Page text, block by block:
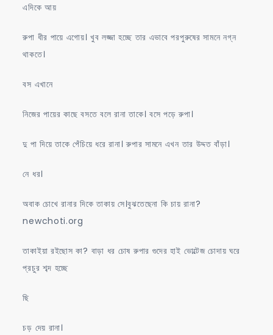
এদিকে আয়
রুপা ধীর পায়ে এগোয়। খুব লজ্জা হচ্ছে তার এভাবে পরপুরুষের সামনে নগ্ন
থাকতে।
বস এখানে
নিজের পায়ের কাছে বসতে বলে রানা তাকে। বসে পড়ে রুপা।
দু পা দিয়ে তাকে পেঁচিয়ে ধরে রানা। রুপার সামনে এখন তার উদ্দত বাঁড়া।
নে ধর।
অবাক চোখে রানার দিকে তাকায় সে।বুঝতেছেনা কি চায় রানা?
newchoti.org
তাকাইয়া রইছোস কা? বাড়া ধর চোষ রুপার গুদের হাই ভোল্টেজ চোদায় ঘরে
প্রচুর শব্দ হচ্ছে
ছি
চড় দেয় রানা।